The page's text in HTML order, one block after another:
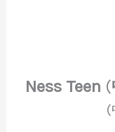
Ness Teen (
(